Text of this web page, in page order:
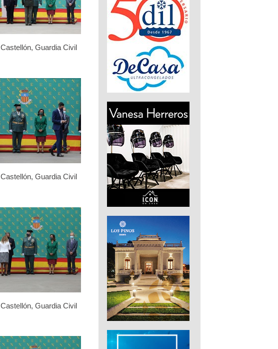
Castellón, Guardia Civil
Castellón, Guardia Civil
Castellón, Guardia Civil